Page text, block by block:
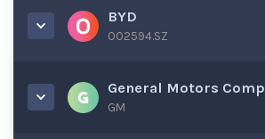
BYD
002594.SZ
General Motors
GM